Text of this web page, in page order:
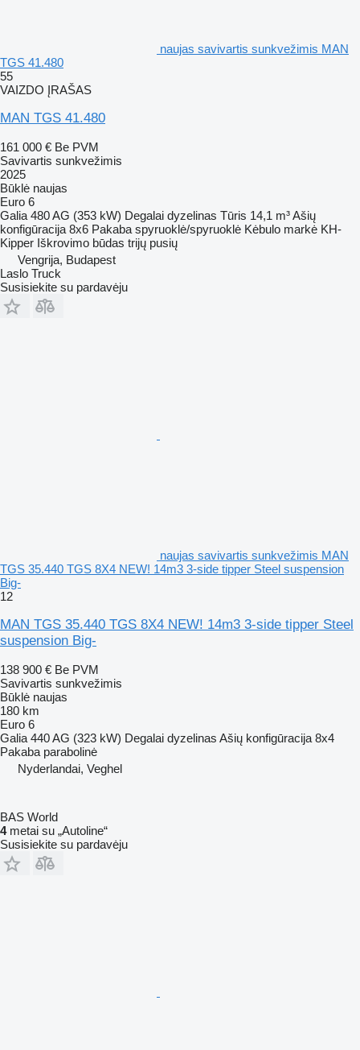
naujas savivartis sunkvežimis MAN
TGS 41.480
55
VAIZDO ĮRAŠAS
MAN TGS 41.480
161 000 € Be PVM
Savivartis sunkvežimis
2025
Būklė naujas
Euro 6
Galia 480 AG (353 kW) Degalai dyzelinas Tūris 14,1 m³Ašių
konfigūracija 8x6 Pakaba spyruoklė/spyruoklė Kėbulo markė KH-
Kipper Iškrovimo būdas trijų pusių
Vengrija, Budapest
Laslo Truck
Susisiekite su pardavėju
naujas savivartis sunkvežimis MAN
TGS 35.440 TGS 8X4 NEW! 14m3 3-side tipper Steel suspension
Big-
12
MAN TGS 35.440 TGS 8X4 NEW! 14m3 3-side tipper Steel
suspension Big-
138 900 € Be PVM
Savivartis sunkvežimis
Būklė naujas
180 km
Euro 6
Galia 440 AG (323 kW) Degalai dyzelinas Ašių konfigūracija 8x4
Pakaba parabolinė
Nyderlandai, Veghel
BAS World
4metai su „Autoline“
Susisiekite su pardavėju